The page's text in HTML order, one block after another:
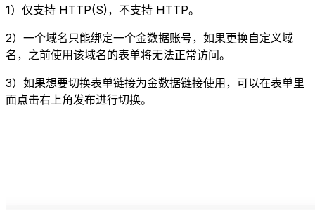
1）仅支持 HTTP(S)，不支持 HTTP。
2）一个域名只能绑定一个金数据账号，如果更换自定义域
名，之前使用该域名的表单将无法正常访问。
3）如果想要切换表单链接为金数据链接使用，可以在表单里
面点击右上角发布进行切换。